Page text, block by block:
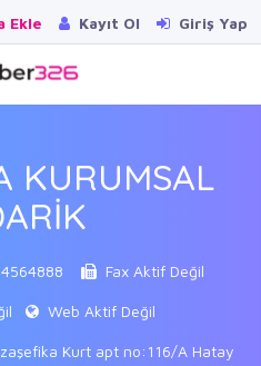
Ekle Kayıt Ol Giriş Yap
KURUMSAL
Fax Aktif Değil
Web Aktif Değil
Kurt apt no:116/A Hatay